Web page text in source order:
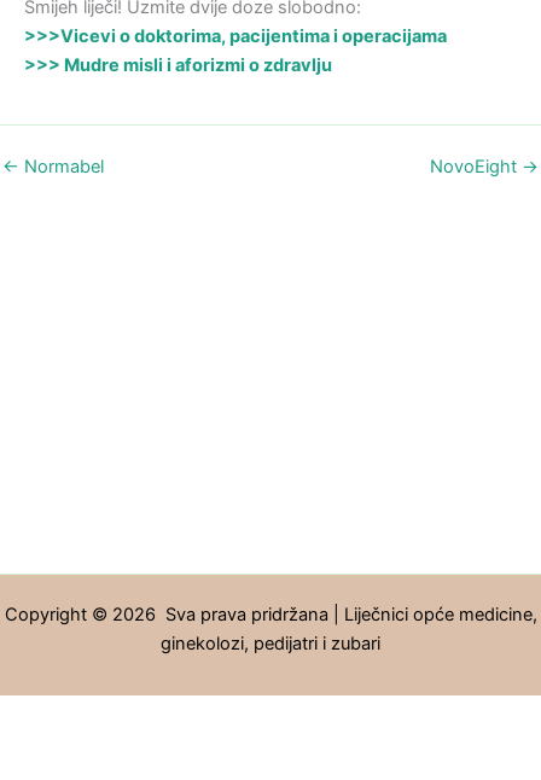
Smijeh liječi! Uzmite dvije doze slobodno:
>>>Vicevi o doktorima, pacijentima i operacijama
>>> Mudre misli i aforizmi o zdravlju
← Normabel NovoEight →
Copyright © 2026 Sva prava pridržana | Liječnici opće medicine,
ginekolozi, pedijatri i zubari